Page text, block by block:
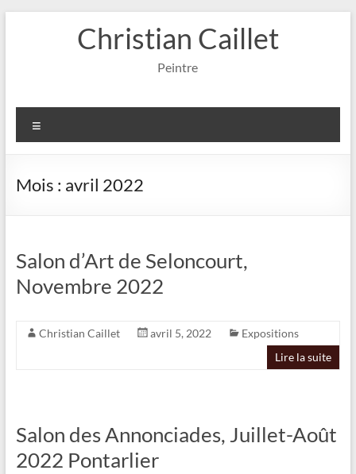
Christian Caillet
Peintre
Mois : avril 2022
Salon d’Art de Seloncourt,
Novembre 2022
Christian Caillet avril 5, 2022
Expositions
Lire la suite
Salon des Annonciades, Juillet-Août
2022 Pontarlier